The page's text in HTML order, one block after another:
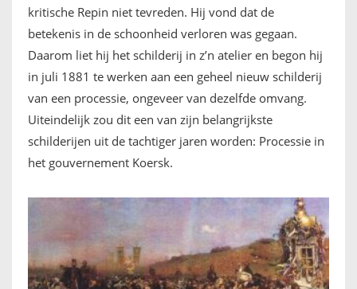
kritische Repin niet tevreden. Hij vond dat de
betekenis in de schoonheid verloren was gegaan.
Daarom liet hij het schilderij in z’n atelier en begon hij
in juli 1881 te werken aan een geheel nieuw schilderij
van een processie, ongeveer van dezelfde omvang.
Uiteindelijk zou dit een van zijn belangrijkste
schilderijen uit de tachtiger jaren worden: Processie in
het gouvernement Koersk.